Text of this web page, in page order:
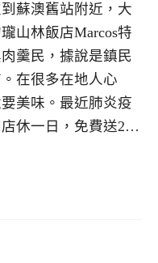
蘇澳舊站附近，大
山林飯店Marcos特
羹民，據說是鎮民
在很多在地人心
美味。最近肺炎疫
休一日，免費送2…